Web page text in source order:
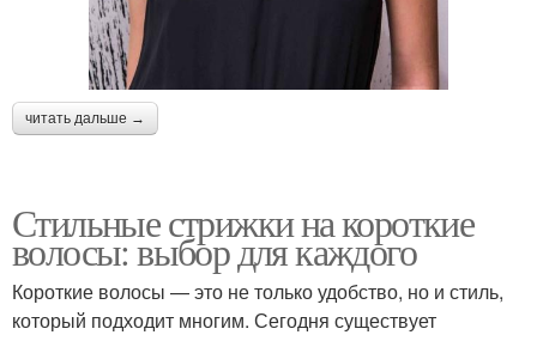
читать дальше →
Стильные стрижки на короткие
волосы: выбор для каждого
Короткие волосы — это не только удобство, но и стиль,
который подходит многим. Сегодня существует